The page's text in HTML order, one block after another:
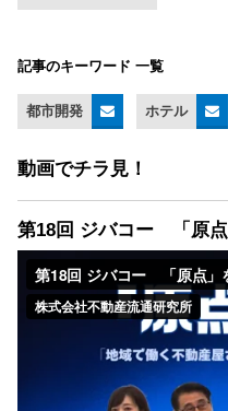
記事のキーワード 一覧
都市開発 ホテル
動画でチラ見！
第18回 ジバコー 「原